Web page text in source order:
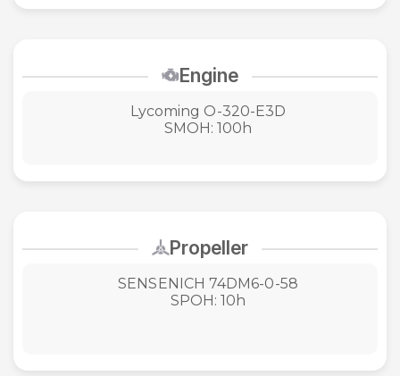
Engine
Lycoming O-320-E3D
SMOH: 100h
Propeller
SENSENICH 74DM6-0-58
SPOH: 10h